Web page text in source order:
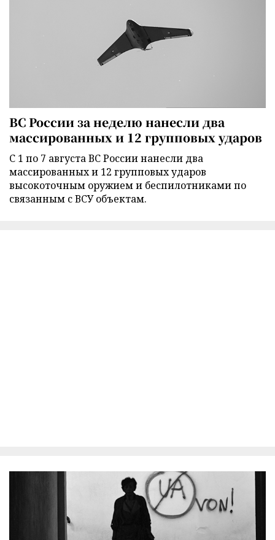
ВС России за неделю нанесли два
массированных и 12 групповых ударов
С 1 по 7 августа ВС России нанесли два
массированных и 12 групповых ударов
высокоточным оружием и беспилотниками по
связанным с ВСУ объектам.